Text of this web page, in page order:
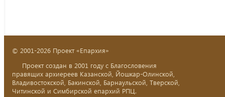
© 2001-2026 Проект «Епархия»
Проект создан в 2001 году с Благословения
правящих архиереев Казанской, Йошкар-Олинской,
Владивостокской, Бакинской, Барнаульской, Тверской,
Читинской и Симбирской епархий РПЦ.